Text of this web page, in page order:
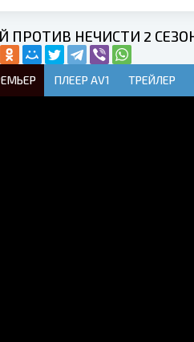
ПРОТИВ НЕЧИСТИ 2
ПЛЕЕР AV1 ТРЕЙЛЕР